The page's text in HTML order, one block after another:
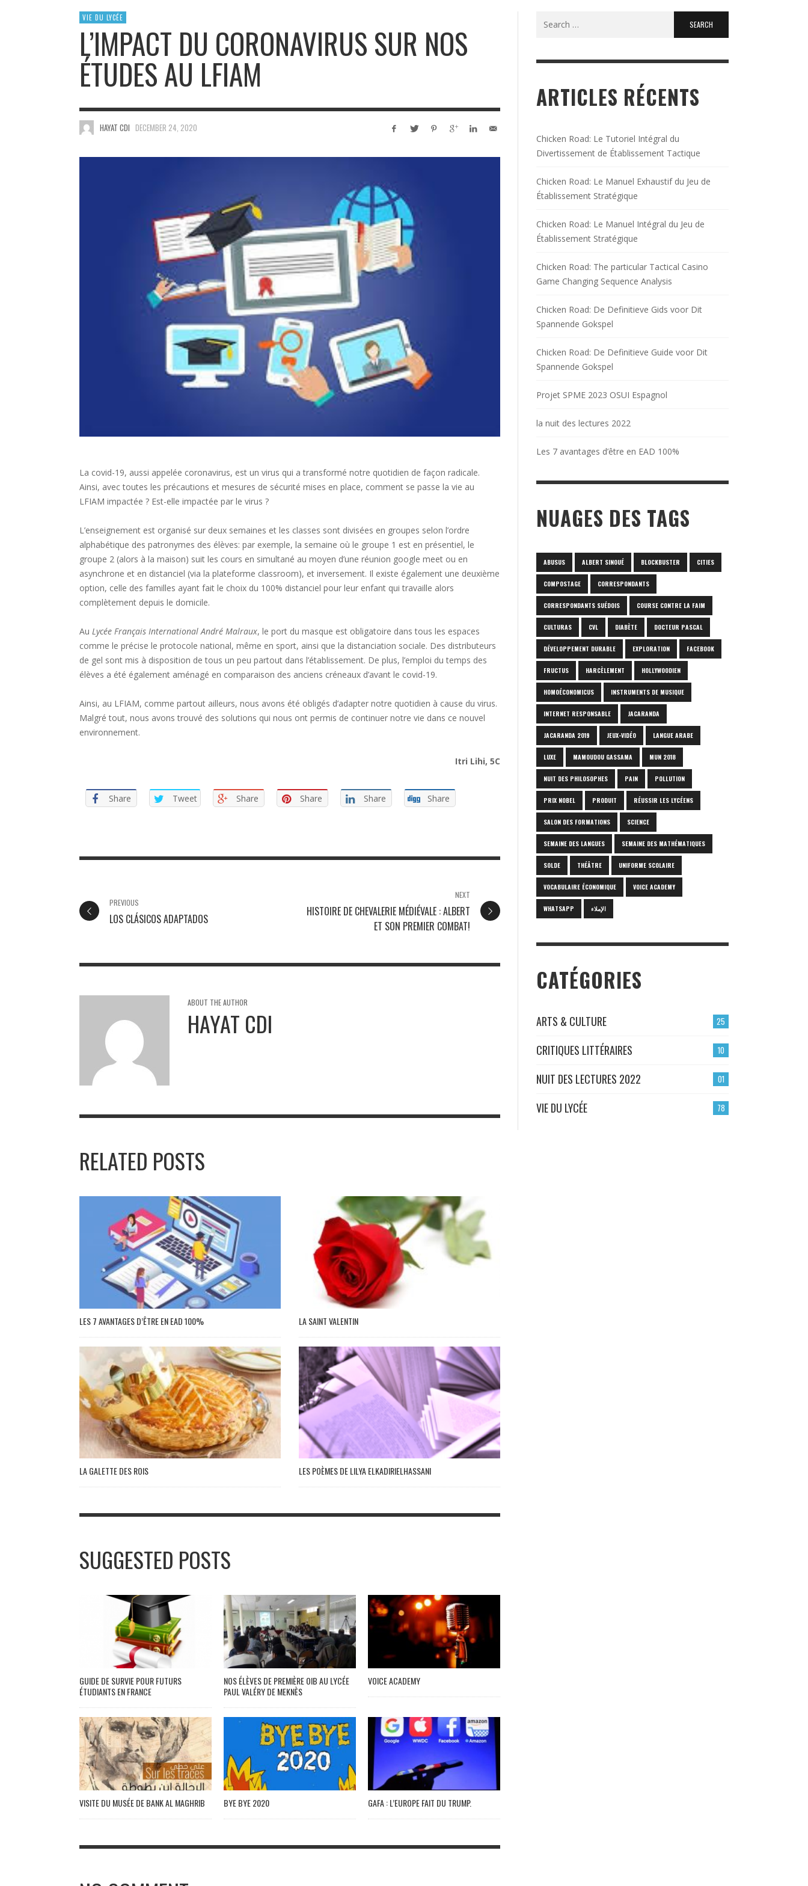
VIE DU LYCÉE
L’IMPACT DU CORONAVIRUS SUR NOS
ÉTUDES AU LFIAM
HAYAT CDI DECEMBER 24, 2020
La covid-19, aussi appelée coronavirus, est un virus qui a transformé notre quotidien de façon radicale.
Ainsi, avec toutes les précautions et mesures de sécurité mises en place, comment se passe la vie au
LFIAM impactée ? Est-elle impactée par le virus ?
L’enseignement est organisé sur deux semaines et les classes sont divisées en groupes selon l’ordre
alphabétique des patronymes des élèves: par exemple, la semaine où le groupe 1 est en présentiel, le
groupe 2 (alors à la maison) suit les cours en simultané au moyen d’une réunion google meet ou en
asynchrone et en distanciel (via la plateforme classroom), et inversement. Il existe également une deuxième
option, celle des familles ayant fait le choix du 100% distanciel pour leur enfant qui travaille alors
complètement depuis le domicile.
Au Lycée Français International André Malraux, le port du masque est obligatoire dans tous les espaces
comme le précise le protocole national, même en sport, ainsi que la distanciation sociale. Des distributeurs
de gel sont mis à disposition de tous un peu partout dans l’établissement. De plus, l’emploi du temps des
élèves a été également aménagé en comparaison des anciens créneaux d’avant le covid-19.
Ainsi, au LFIAM, comme partout ailleurs, nous avons été obligés d’adapter notre quotidien à cause du virus.
Malgré tout, nous avons trouvé des solutions qui nous ont permis de continuer notre vie dans ce nouvel
environnement.
Itri Lihi, 5C
Share Tweet Share Share Share Share
PREVIOUS
LOS CLÁSICOS ADAPTADOS
NEXT
HISTOIRE DE CHEVALERIE MÉDIÉVALE : ALBERT
ET SON PREMIER COMBAT!
ABOUT THE AUTHOR
HAYAT CDI
RELATED POSTS
LES 7 AVANTAGES D’ÊTRE EN EAD 100% LA SAINT VALENTIN
LA GALETTE DES ROIS LES POÈMES DE LILYA ELKADIRIELHASSANI
SUGGESTED POSTS
GUIDE DE SURVIE POUR FUTURS
ÉTUDIANTS EN FRANCE
NOS ÉLÈVES DE PREMIÈRE OIB AU LYCÉE
PAUL VALÉRY DE MEKNÈS
VOICE ACADEMY
VISITE DU MUSÉE DE BANK AL MAGHRIB BYE BYE 2020 GAFA : L’EUROPE FAIT DU TRUMP.
ARTICLES RÉCENTS
Chicken Road: Le Tutoriel Intégral du
Divertissement de Établissement Tactique
Chicken Road: Le Manuel Exhaustif du Jeu de
Établissement Stratégique
Chicken Road: Le Manuel Intégral du Jeu de
Établissement Stratégique
Chicken Road: The particular Tactical Casino
Game Changing Sequence Analysis
Chicken Road: De Definitieve Gids voor Dit
Spannende Gokspel
Chicken Road: De Definitieve Guide voor Dit
Spannende Gokspel
Projet SPME 2023 OSUI Espagnol
la nuit des lectures 2022
Les 7 avantages d’être en EAD 100%
NUAGES DES TAGS
ABUSUS ALBERT SINOUÉ BLOCKBUSTER CITIES
COMPOSTAGE CORRESPONDANTS
CORRESPONDANTS SUÉDOIS COURSE CONTRE LA FAIM
CULTURAS CVL DIABÈTE DOCTEUR PASCAL
DÉVELOPPEMENT DURABLE EXPLORATION FACEBOOK
FRUCTUS HARCÈLEMENT HOLLYWOODIEN
HOMOÉCONOMICUS INSTRUMENTS DE MUSIQUE
INTERNET RESPONSABLE JACARANDA
JACARANDA 2019 JEUX-VIDÉO LANGUE ARABE
LUXE MAMOUDOU GASSAMA MUN 2018
NUIT DES PHILOSOPHES PAIN POLLUTION
PRIX NOBEL PRODUIT RÉUSSIR LES LYCÉENS
SALON DES FORMATIONS SCIENCE
SEMAINE DES LANGUES SEMAINE DES MATHÉMATIQUES
SOLDE THÉÂTRE UNIFORME SCOLAIRE
VOCABULAIRE ÉCONOMIQUE VOICE ACADEMY
WHATSAPP الإملاء
CATÉGORIES
25
ARTS & CULTURE
10
CRITIQUES LITTÉRAIRES
01
NUIT DES LECTURES 2022
78
VIE DU LYCÉE